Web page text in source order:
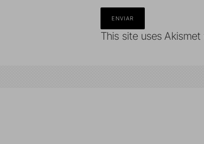
This site uses